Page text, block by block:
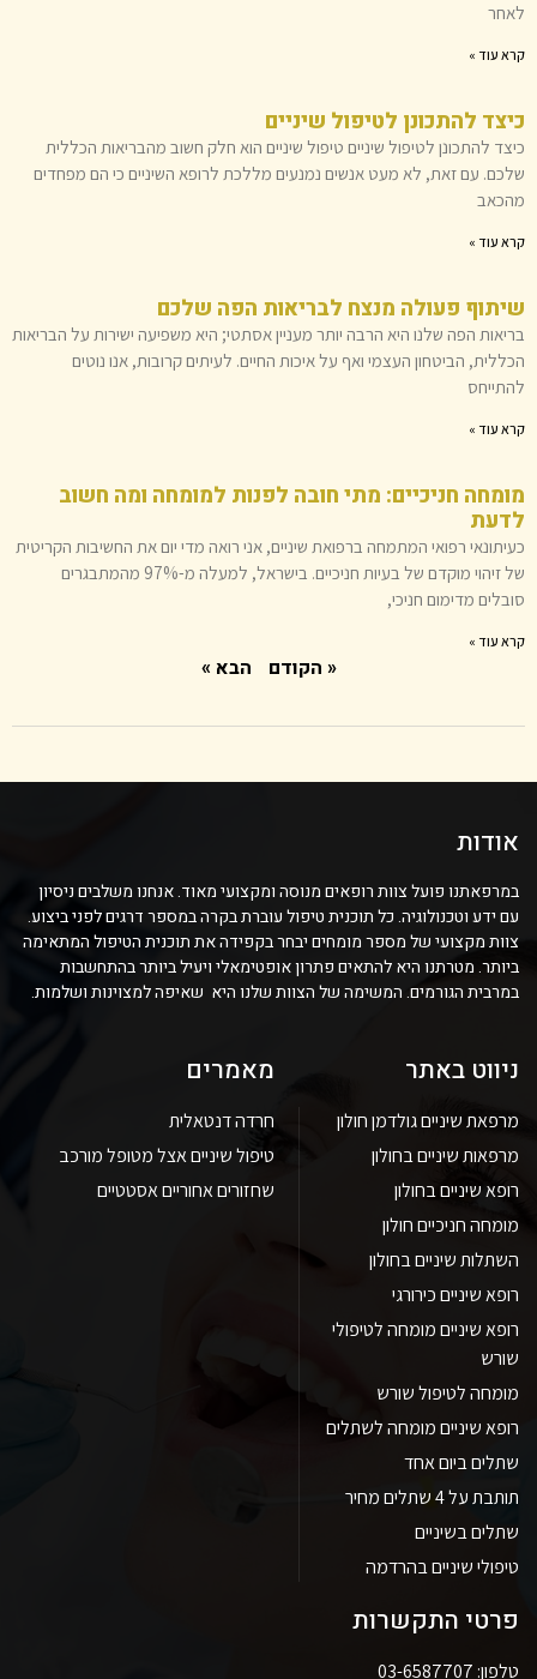
לאחר
קרא עוד »
כיצד להתכונן לטיפול שיניים
כיצד להתכונן לטיפול שיניים טיפול שיניים הוא חלק חשוב מהבריאות הכללית
שלכם. עם זאת, לא מעט אנשים נמנעים מללכת לרופא השיניים כי הם מפחדים
מהכאב
קרא עוד »
שיתוף פעולה מנצח לבריאות הפה שלכם
בריאות הפה שלנו היא הרבה יותר מעניין אסתטי; היא משפיעה ישירות על הבריאות
הכללית, הביטחון העצמי ואף על איכות החיים. לעיתים קרובות, אנו נוטים
להתייחס
קרא עוד »
מומחה חניכיים: מתי חובה לפנות למומחה ומה חשוב
לדעת
כעיתונאי רפואי המתמחה ברפואת שיניים, אני רואה מדי יום את החשיבות הקריטית
של זיהוי מוקדם של בעיות חניכיים. בישראל, למעלה מ-97% מהמתבגרים
סובלים מדימום חניכי,
קרא עוד »
« הקודם הבא »
אודות
במרפאתנו פועל צוות רופאים מנוסה ומקצועי מאוד. אנחנו משלבים ניסיון
עם ידע וטכנולוגיה. כל תוכנית טיפול עוברת בקרה במספר דרגים לפני ביצוע.
צוות מקצועי של מספר מומחים יבחר בקפידה את תוכנית הטיפול המתאימה
ביותר. מטרתנו היא להתאים פתרון אופטימאלי ויעיל ביותר בהתחשבות
במרבית הגורמים. המשימה של הצוות שלנו היא שאיפה למצוינות ושלמות.
ניווט באתר
מרפאת שיניים גולדמן חולון
מרפאות שיניים בחולון
רופא שיניים בחולון
מומחה חניכיים חולון
השתלות שיניים בחולון
רופא שיניים כירורגי
רופא שיניים מומחה לטיפולי
שורש
מומחה לטיפול שורש
רופא שיניים מומחה לשתלים
שתלים ביום אחד
תותבת על 4 שתלים מחיר
שתלים בשיניים
טיפולי שיניים בהרדמה
מאמרים
חרדה דנטאלית
טיפול שיניים אצל מטופל מורכב
שחזורים אחוריים אסטטיים
פרטי התקשרות
טלפון: 03-6587707